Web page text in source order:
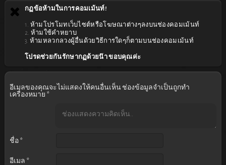
กฏข้อห้ามในการคอมเม้นท์!
1. ห้ามโปรโมทเว็บไซต์หรือโฆษณาต่างๆลงบนช่องคอมเม้นท์
2. ห้ามใช้คำหยาบ
3. ห้ามหลวกลวงผู้อื่นด้วยวิธีการใดๆก็ตามบนช่องคอมเม้นท์
โปรดช่วยกันรักษากฏด้วยน๊า ขอบคุณค่ะ
อีเมลของคุณจะไม่แสดงให้คนอื่นเห็น ช่องข้อมูลจำเป็นถูกทำ
เครื่องหมาย *
ชื่อ *
อีเมล *